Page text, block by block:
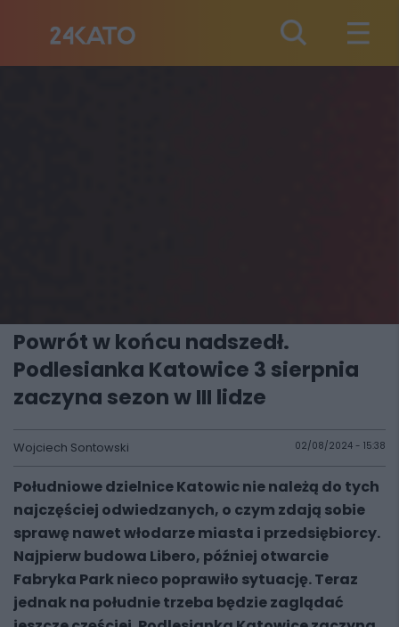
Powrót w końcu nadszedł.
Podlesianka Katowice 3 sierpnia
zaczyna sezon w III lidze
Wojciech Sontowski 02/08/2024 - 15:38
Południowe dzielnice Katowic nie należą do tych
najczęściej odwiedzanych, o czym zdają sobie
sprawę nawet włodarze miasta i przedsiębiorcy.
Najpierw budowa Libero, później otwarcie
Fabryka Park nieco poprawiło sytuację. Teraz
jednak na południe trzeba będzie zaglądać